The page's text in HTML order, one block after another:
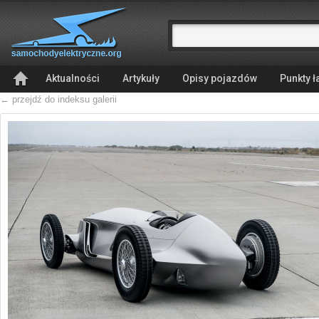
Aktualności Artykuły Opisy pojazdów Punkty
← przejdź do indeksu galerii